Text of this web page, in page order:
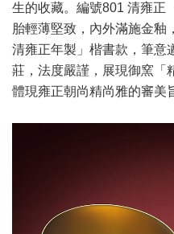
生的收藏。編號801 清雍正
胎輕薄堅致，內外滿施金釉
清雍正年製」楷書款，筆意
莊，法度嚴謹，展現御窯「
體現雍正朝尚精尚雅的審美